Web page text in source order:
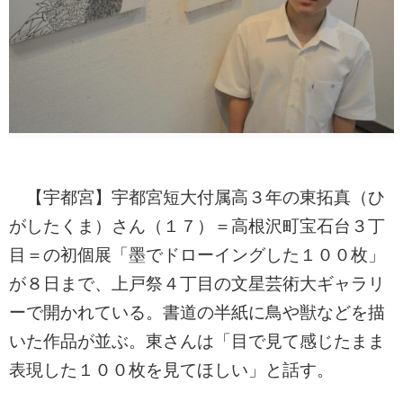
【宇都宮】宇都宮短大付属高３年の東拓真（ひ
がしたくま）さん（１７）＝高根沢町宝石台３丁
目＝の初個展「墨でドローイングした１００枚」
が８日まで、上戸祭４丁目の文星芸術大ギャラリ
ーで開かれている。書道の半紙に鳥や獣などを描
いた作品が並ぶ。東さんは「目で見て感じたまま
表現した１００枚を見てほしい」と話す。